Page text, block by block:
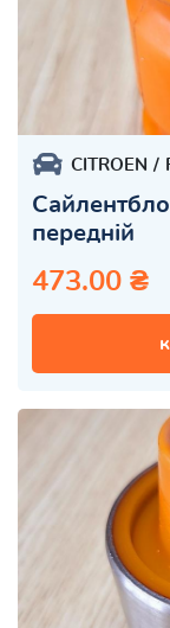
CITROEN
передній
473.00 ₴